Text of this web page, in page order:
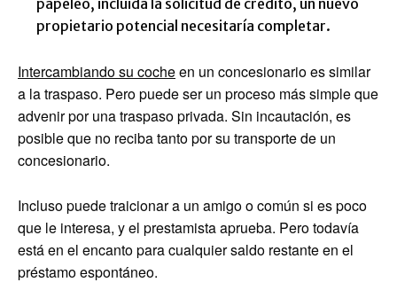
papeleo, incluida la solicitud de crédito, un nuevo
propietario potencial necesitaría completar.
Intercambiando su cocheen un concesionario es similar
a la traspaso. Pero puede ser un proceso más simple que
advenir por una traspaso privada. Sin incautación, es
posible que no reciba tanto por su transporte de un
concesionario.
Incluso puede traicionar a un amigo o común si es poco
que le interesa, y el prestamista aprueba. Pero todavía
está en el encanto para cualquier saldo restante en el
préstamo espontáneo.